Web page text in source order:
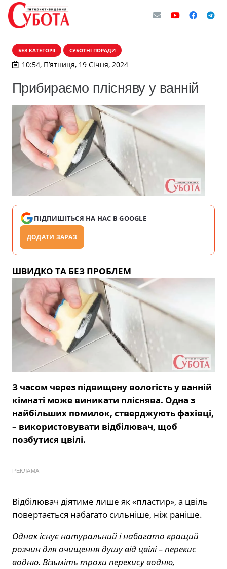
БЕЗ КАТЕГОРІЇ СУБОТНІ ПОРАДИ
10:54, П’ятниця, 19 Січня, 2024
Прибираємо плісняву у ванній
ПІДПИШІТЬСЯ НА НАС В GOOGLE
ДОДАТИ ЗАРАЗ
ШВИДКО ТА БЕЗ ПРОБЛЕМ
З часом через підвищену вологість у ванній
кімнаті може виникати пліснява. Одна з
найбільших помилок, стверджують фахівці,
– використовувати відбілювач, щоб
позбутися цвілі.
РЕКЛАМА
Відбілювач діятиме лише як «пластир», а цвіль
повертається набагато сильніше, ніж раніше.
Однак існує натуральний і набагато кращий
розчин для очищення душу від цвілі – перекис
водню. Візьміть трохи перекису водню,